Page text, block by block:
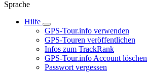
Sprache
Hilfe
GPS-Tour.info verwenden
GPS-Touren veröffentlichen
Infos zum TrackRank
GPS-Tour.info Account löschen
Passwort vergessen